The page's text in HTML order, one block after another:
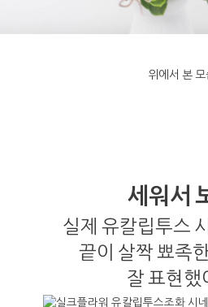
위에서 본
세워서
실제 유칼립투스
끝이 살짝 뾰족
잘 표현했